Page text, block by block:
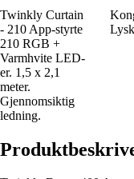
Twinkly Curtain
- 210 App-styrte
210 RGB +
Varmhvite LED-
er. 1,5 x 2,1
meter.
Gjennomsiktig
ledning.